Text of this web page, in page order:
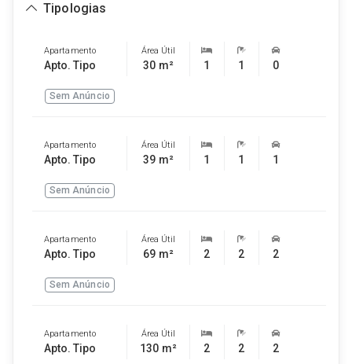
Tipologias
Apartamento
Apto. Tipo
Área Útil
30 m² 1 1 0
Sem Anúncio
Apartamento
Apto. Tipo
Área Útil
39 m² 1 1 1
Sem Anúncio
Apartamento
Apto. Tipo
Área Útil
69 m² 2 2 2
Sem Anúncio
Apartamento
Apto. Tipo
Área Útil
130 m² 2 2 2